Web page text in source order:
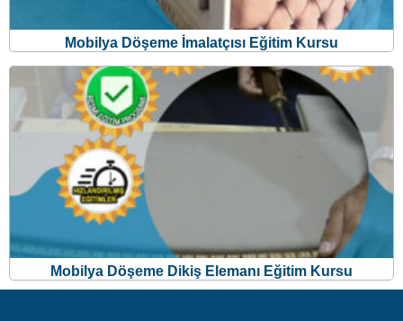
Mobilya Döşeme Dikiş Elemanı Eğitim Kursu
MERKEZİ UZAKTAN EĞİTİM KURSLARI TİC. LTD. ŞTİ.
İş bu internet sitesi Merkezi Uzaktan Eğitim Kursları Tic.Ltd.
Şti’nin Türk Ticaret Kanunu koruması altındaki yasal